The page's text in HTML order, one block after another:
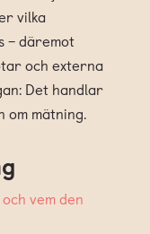
vilka
– däremot
och externa
Det handlar
om mätning.
vem den